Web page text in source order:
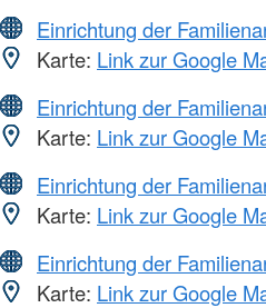
Einrichtung der
Karte: Link zur Google
Einrichtung der
Karte: Link zur Google
Einrichtung der
Karte: Link zur Google
Einrichtung der
Karte: Link zur Google